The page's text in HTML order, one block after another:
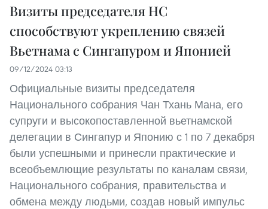
Визиты председателя НС
способствуют укреплению связей
Вьетнама с Сингапуром и Японией
09/12/2024 03:13
Официальные визиты председателя
Национального собрания Чан Тхань Мана, его
супруги и высокопоставленной вьетнамской
делегации в Сингапур и Японию с 1 по 7 декабря
были успешными и принесли практические и
всеобъемлющие результаты по каналам связи,
Национального собрания, правительства и
обмена между людьми, создав новый импульс